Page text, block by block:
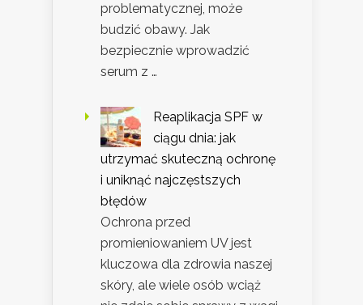
problematycznej, może
budzić obawy. Jak
bezpiecznie wprowadzić
serum z …
Reaplikacja SPF w
ciągu dnia: jak
utrzymać skuteczną ochronę
i uniknąć najczęstszych
błędów
Ochrona przed
promieniowaniem UV jest
kluczowa dla zdrowia naszej
skóry, ale wiele osób wciąż